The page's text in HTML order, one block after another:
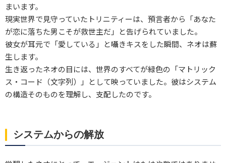
まいます。
現実世界で見守っていたトリニティーは、預言者から「あなた
が恋に落ちた男こそが救世主だ」と告げられていました。
彼女が耳元で「愛している」と囁きキスをした瞬間、ネオは蘇
生します。
生き返ったネオの目には、世界のすべてが緑色の「マトリック
ス・コード（文字列）」として映っていました。彼はシステム
の構造そのものを理解し、支配したのです。
システムからの解放